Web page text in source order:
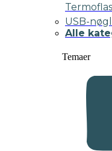
USB-
Alle
Temaer